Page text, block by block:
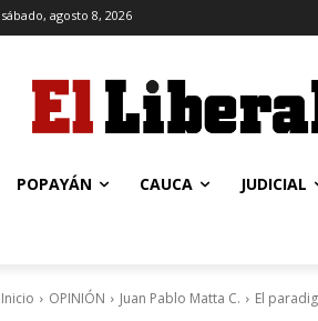
sábado, agosto 8, 2026
POPAYÁN CAUCA JUDICIAL
Inicio OPINIÓN Juan Pablo Matta C. El